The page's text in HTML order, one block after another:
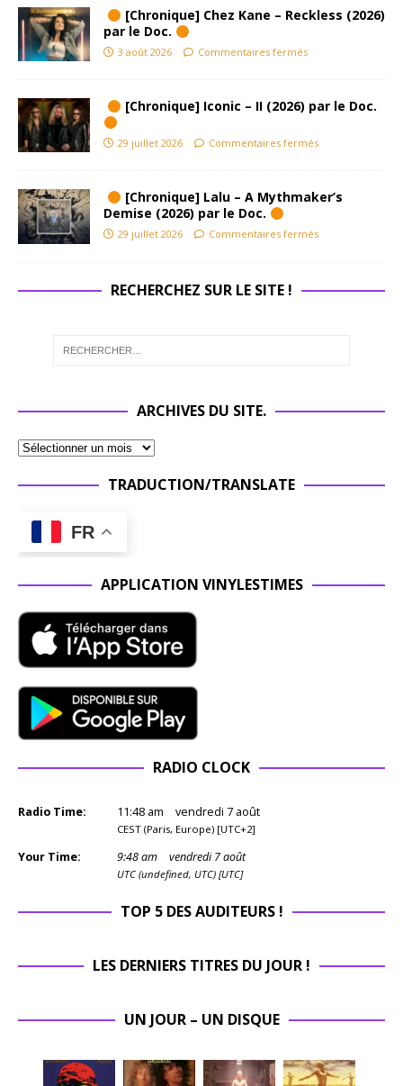
[Chronique] Chez Kane – Reckless (2026)
par le Doc.
3 août 2026 Commentaires fermés
[Chronique] Iconic – II (2026) par le Doc.
29 juillet 2026 Commentaires fermés
[Chronique] Lalu – A Mythmaker’s
Demise (2026) par le Doc.
29 juillet 2026 Commentaires fermés
RECHERCHEZ SUR LE SITE !
ARCHIVES DU SITE.
TRADUCTION/TRANSLATE
FR
APPLICATION VINYLESTIMES
RADIO CLOCK
Radio Time: 11:48 am vendredi 7 août
CEST (Paris, Europe) [UTC+2]
Your Time: 9:48am vendredi 7 août
UTC (undefined, UTC) [UTC]
TOP 5 DES AUDITEURS !
LES DERNIERS TITRES DU JOUR !
UN JOUR – UN DISQUE